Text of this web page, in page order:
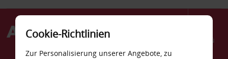
Menü
Cookie-Richtlinien
Zur Personalisierung unserer Angebote, zu